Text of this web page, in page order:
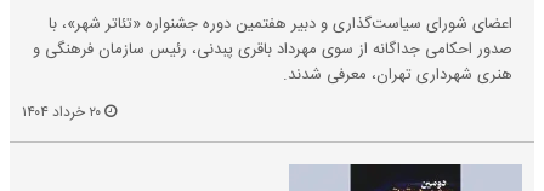
اعضای شورای سیاست‌گذاری و دبیر هفتمین دوره جشنواره «تئاتر شهر»، با
صدور احکامی جداگانه از سوی مهرداد باقری پبدنی، رئیس سازمان فرهنگی و
هنری شهرداری تهران، معرفی شدند.